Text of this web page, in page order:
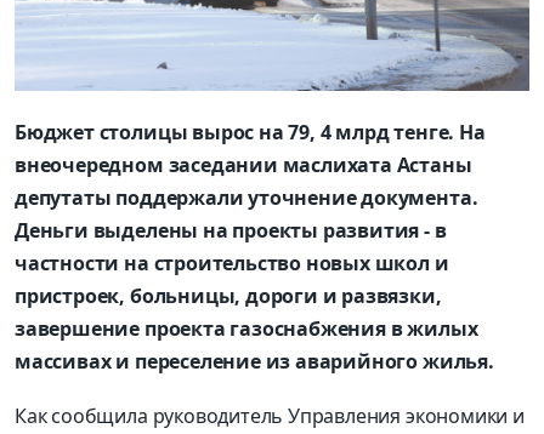
Бюджет столицы вырос на 79, 4 млрд тенге. На
внеочередном заседании маслихата Астаны
депутаты поддержали уточнение документа.
Деньги выделены на проекты развития - в
частности на строительство новых школ и
пристроек, больницы, дороги и развязки,
завершение проекта газоснабжения в жилых
массивах и переселение из аварийного жилья.
Как сообщила руководитель Управления экономики и